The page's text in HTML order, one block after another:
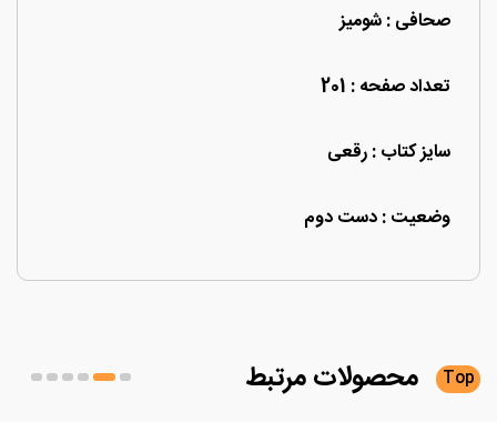
صحافی : شومیز
تعداد صفحه : 201
سایز کتاب : رقعی
وضعیت : دست دوم
محصولاتمرتبط